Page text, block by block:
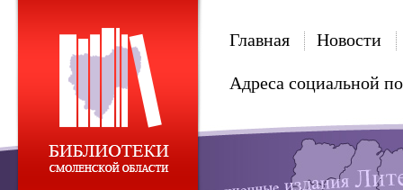
Главная Новости
Адреса социальной